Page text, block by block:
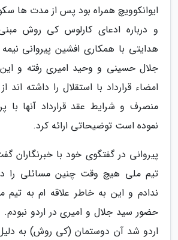
ایوانکوویچ همراه بود پس از مدت ها
و درباره ادعای کارلوس کی روش
هدایتی با همکاری افشین پیروانی
جلال حسینی و وحید امیری رفته و
امضاء قرارداد با استقلال را داشته
منصرف و شرایط عقد قرارداد آنها با
نموده است توضیحاتی ارائه کرد.
پیروانی در گفتگوی خود با خبرنگاران
تیم ملی هیچ وقت چنین مسائلی را
ندادم و این به خاطر علاقه ام به
حضور سید جلال و امیری در اردو
اردو شد آن دوستمان (کی روش) به